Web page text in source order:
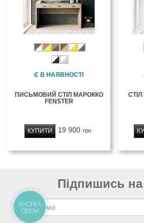
Є В НАЯВНОСТІ
ПИСЬМОВИЙ СТІЛ МАРОККО
FENSTER
19 900 грн
КУПИТИ
Підпишись
КНОПКА
СВЯЗИ